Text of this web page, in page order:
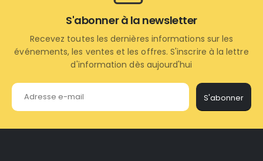
S'abonner à la newsletter
Recevez toutes les dernières informations sur les
événements, les ventes et les offres. S'inscrire à la lettre
d'information dès aujourd'hui
S'abonner